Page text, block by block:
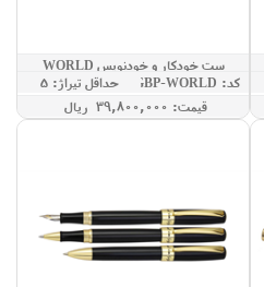
ست خودکار و خودنویس WORLD
کد: GBP-WORLD
حداقل تيراژ: 5
قيمت: 39,800,000 ريال